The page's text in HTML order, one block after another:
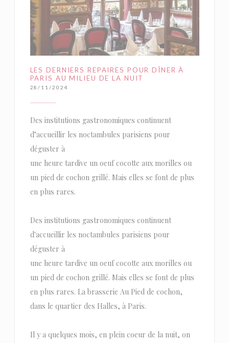
LES DERNIERS REPAIRES POUR DÎNER À
PARIS AU MILIEU DE LA NUIT
28/11/2024
Des institutions gastronomiques continuent
d’accueillir les noctambules parisiens pour
déguster à
une heure tardive un oeuf cocotte aux morilles ou
un pied de cochon grillé. Mais elles se font de plus
en plus rares.
Des institutions gastronomiques continuent
d'accueillir les noctambules parisiens pour
déguster à
une heure tardive un oeuf cocotte aux morilles ou
un pied de cochon grillé. Mais elles se font de plus
en plus rares. La brasserie Au Pied de cochon,
dans le quartier des Halles, à Paris.
Il y a quelques mois, en plein coeur de la nuit, on